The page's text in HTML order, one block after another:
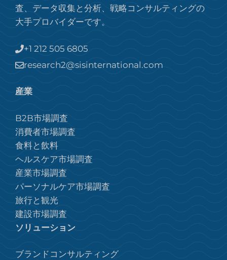
査、データ収集と分析、戦略コンサルティングの
大手プロバイダーです。
+1 212 505 6805
research2@sisinternational.com
産業
B2B市場調査
消費者市場調査
食料と飲料
ヘルスケア市場調査
産業市場調査
パーソナルケア市場調査
旅行と観光
建設市場調査
ソリューション
ブランドコンサルティング